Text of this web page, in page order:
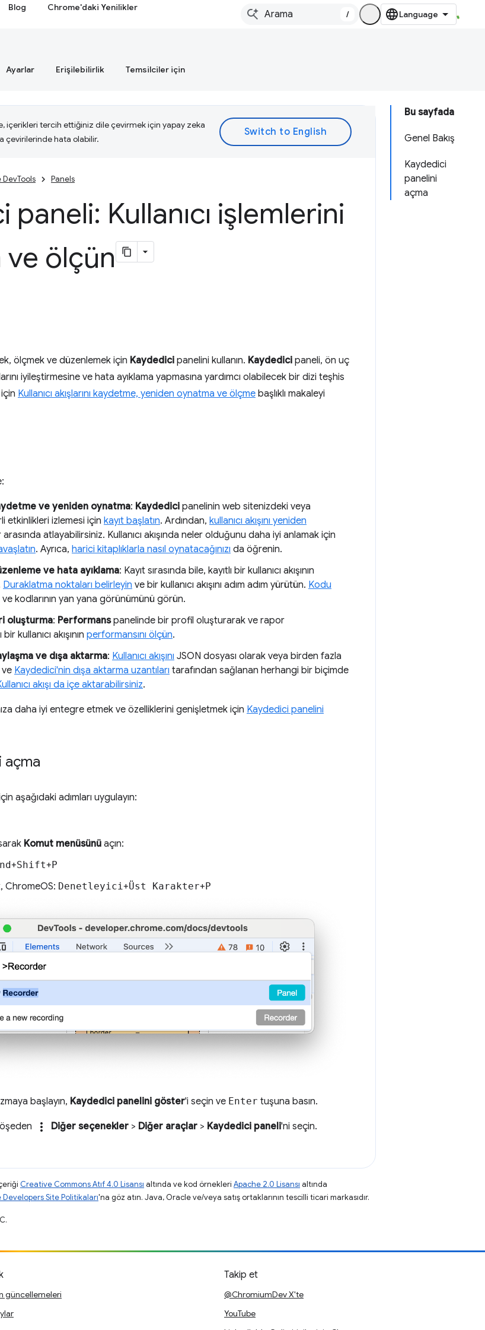
Blog Chrome'daki Yenilikler
/
Ayarlar Erişilebilirlik Temsilciler için
Bu sayfada
Genel Bakış
Kaydedici
panelini
açma
içerikleri tercih ettiğiniz dile çevirmek için yapay zeka
çevirilerinde hata olabilir.
DevTools Panels
paneli: Kullanıcı işlemlerini
ölçün
ölçmek ve düzenlemek için Kaydedici panelini kullanın. Kaydedici paneli, ön uç
iyileştirmesine ve hata ayıklama yapmasına yardımcı olabilecek bir dizi teşhis
Kullanıcı akışlarını kaydetme, yeniden oynatma ve ölçme başlıklı makaleyi
ve yeniden oynatma: Kaydedici panelinin web sitenizdeki veya
etkinlikleri izlemesi için kayıt başlatın. Ardından, kullanıcı akışını yeniden
arasında atlayabilirsiniz. Kullanıcı akışında neler olduğunu daha iyi anlamak için
. Ayrıca, harici kitaplıklarla nasıl oynatacağınızı da öğrenin.
ve hata ayıklama: Kayıt sırasında bile, kayıtlı bir kullanıcı akışının
Duraklatma noktaları belirleyin ve bir kullanıcı akışını adım adım yürütün. Kodu
ve kodlarının yan yana görünümünü görün.
oluşturma: Performanspanelinde bir profil oluşturarak ve rapor
kullanıcı akışının performansını ölçün.
ve dışa aktarma: Kullanıcı akışını JSON dosyası olarak veya birden fazla
Kaydedici'nin dışa aktarma uzantıları tarafından sağlanan herhangi bir biçimde
akışı da içe aktarabilirsiniz.
daha iyi entegre etmek ve özelliklerini genişletmek için Kaydedici panelini
açma
aşağıdaki adımları uygulayın:
Komut menüsünü açın:
+Shift+P
ChromeOS: Denetleyici+Üst Karakter+P
başlayın, Kaydedici panelini göster'i seçin ve Enter tuşuna basın.
more_vert Diğer seçenekler > Diğer araçlar > Kaydedici paneli'ni seçin.
Creative Commons Atıf 4.0 Lisansı altında ve kod örnekleri Apache 2.0 Lisansı altında
Site Politikaları'na göz atın. Java, Oracle ve/veya satış ortaklarının tescilli ticari markasıdır.
güncellemeleri
Takip et
@ChromiumDev X'te
YouTube